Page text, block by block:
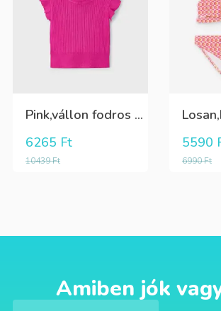
Pink,vállon fodros csini lány kötött póló
10439Ft
6265 Ft
6990Ft
5590
Amiben jók